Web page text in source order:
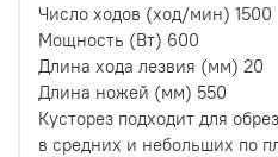
Число ходов (ход/мин) 1500
Мощность (Вт) 600
Длина хода лезвия (мм) 20
Длина ножей (мм) 550
Кусторез подходит для
в средних и небольших по